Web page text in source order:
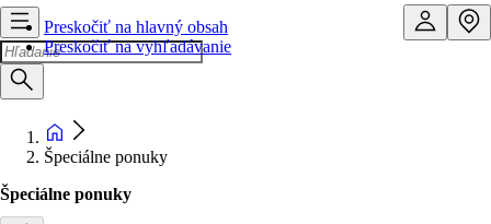
Preskočiť na hlavný obsah
Preskočiť na vyhľadávanie
Špeciálne ponuky
Špeciálne ponuky